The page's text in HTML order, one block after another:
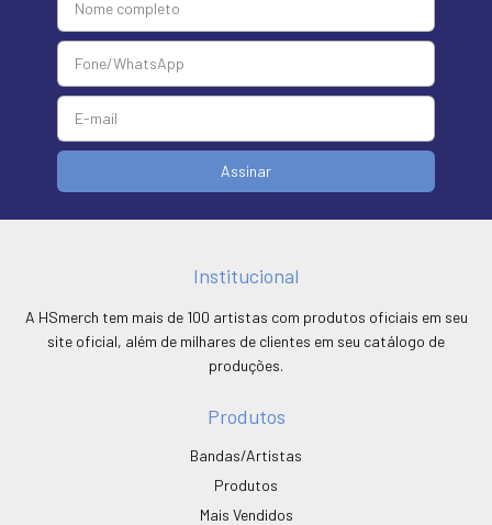
Institucional
A HSmerch tem mais de 100 artistas com produtos oficiais em seu
site oficial, além de milhares de clientes em seu catálogo de
produções.
Produtos
Bandas/Artistas
Produtos
Mais Vendidos